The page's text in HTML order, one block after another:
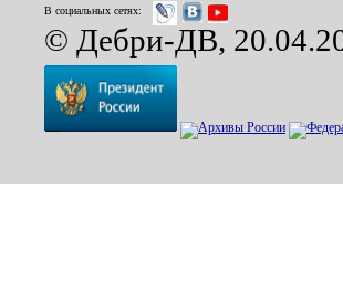
В социальных сетях:
© Дебри-ДВ,